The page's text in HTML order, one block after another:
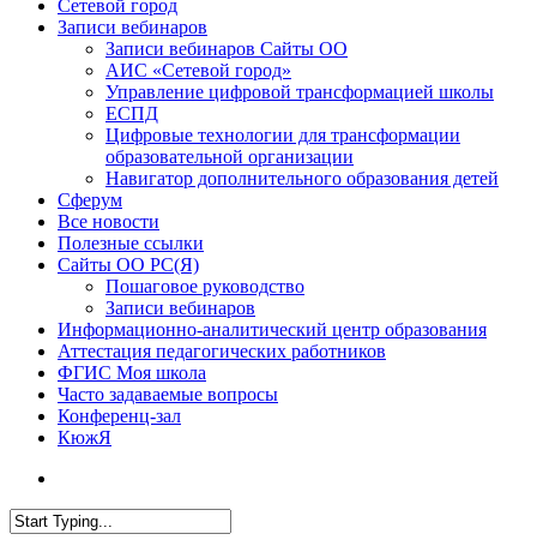
Сетевой город
Записи вебинаров
Записи вебинаров Сайты ОО
АИС «Сетевой город»
Управление цифровой трансформацией школы
ЕСПД
Цифровые технологии для трансформации
образовательной организации
Навигатор дополнительного образования детей
Сферум
Все новости
Полезные ссылки
Сайты ОО РС(Я)
Пошаговое руководство
Записи вебинаров
Информационно-аналитический центр образования
Аттестация педагогических работников
ФГИС Моя школа
Часто задаваемые вопросы
Конференц-зал
КюжЯ